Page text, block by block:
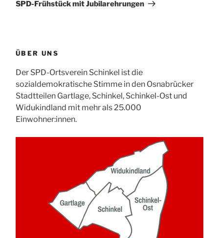
SPD-Frühstück mit Jubilarehrungen
ÜBER UNS
Der SPD-Ortsverein Schinkel ist die
sozialdemokratische Stimme in den Osnabrücker
Stadtteilen Gartlage, Schinkel, Schinkel-Ost und
Widukindland mit mehr als 25.000
Einwohner:innen.